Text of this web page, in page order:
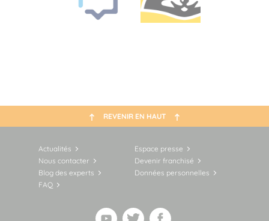
REVENIR EN HAUT
Actualités
Espace presse
Nous contacter
Devenir franchisé
Blog des experts
Données personnelles
FAQ